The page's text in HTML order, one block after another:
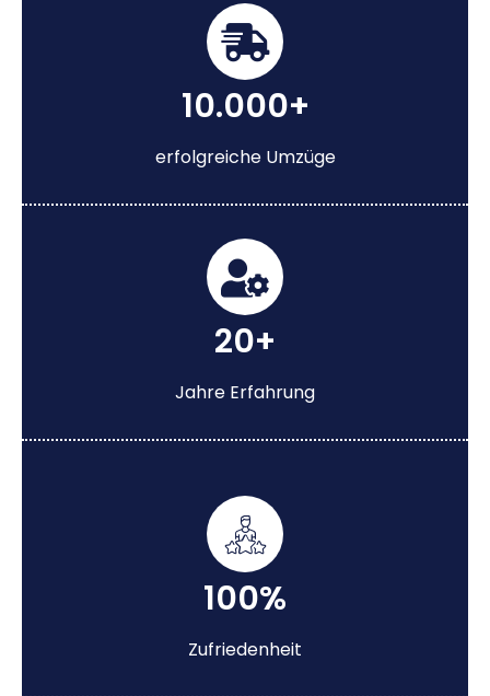
10.000+
erfolgreiche Umzüge
20+
Jahre Erfahrung
100%
Zufriedenheit